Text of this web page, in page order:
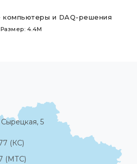
и DAQ-решения
4.4M
5
(КС)
(МТС)